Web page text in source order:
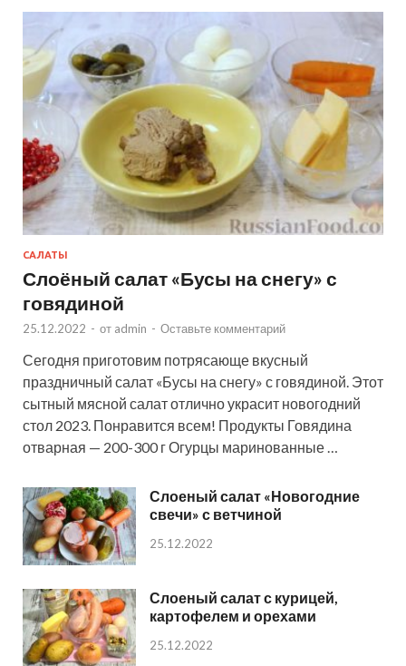
САЛАТЫ
Слоёный салат «Бусы на снегу» с
говядиной
25.12.2022 - от admin - Оставьте комментарий
Сегодня приготовим потрясающе вкусный
праздничный салат «Бусы на снегу» с говядиной. Этот
сытный мясной салат отлично украсит новогодний
стол 2023. Понравится всем! Продукты Говядина
отварная — 200-300 г Огурцы маринованные …
Слоеный салат «Новогодние
свечи» с ветчиной
25.12.2022
Слоеный салат с курицей,
картофелем и орехами
25.12.2022